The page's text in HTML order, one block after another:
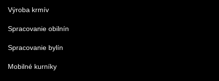
Výroba krmív
Spracovanie obilnín
Spracovanie bylín
Mobilné kurníky